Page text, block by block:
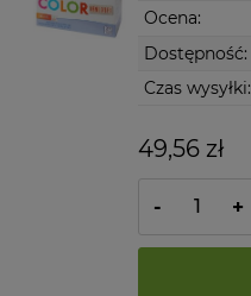
Ocena:
Dostępność:
Czas wysyłki:
49,56 zł
- +